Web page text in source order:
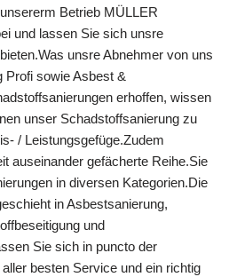
Betrieb MÜLLER
und lassen Sie sich unsre
unsre Abnehmer von uns
Profi sowie Asbest &
erhoffen, wissen
unser Schadstoffsanierung zu
/ Leistungsgefüge.Zudem
auseinander gefächerte Reihe.Sie
in diversen Kategorien.Die
in Asbestsanierung,
und
Sie sich in puncto der
besten Service und ein richtig